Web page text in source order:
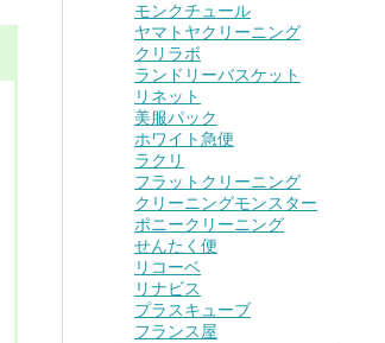
モンクチュール
ヤマトヤクリーニング
クリラボ
ランドリーバスケット
リネット
美服パック
ホワイト急便
ラクリ
フラットクリーニング
クリーニングモンスター
ポニークリーニング
せんたく便
リコーベ
リナビス
プラスキューブ
フランス屋